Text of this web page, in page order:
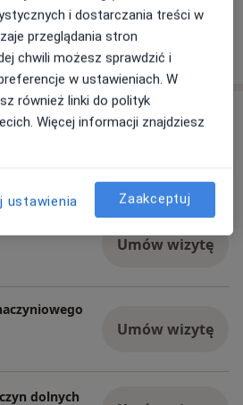
więcej
o doświadczeniu
Umów wizytę
Umów wizytę
dolnych
i dostarczania treści w
przeglądania stron
chwili możesz sprawdzić i
w ustawieniach. W
również linki do polityk
Więcej informacji znajdziesz
ustawienia Zaakceptuj